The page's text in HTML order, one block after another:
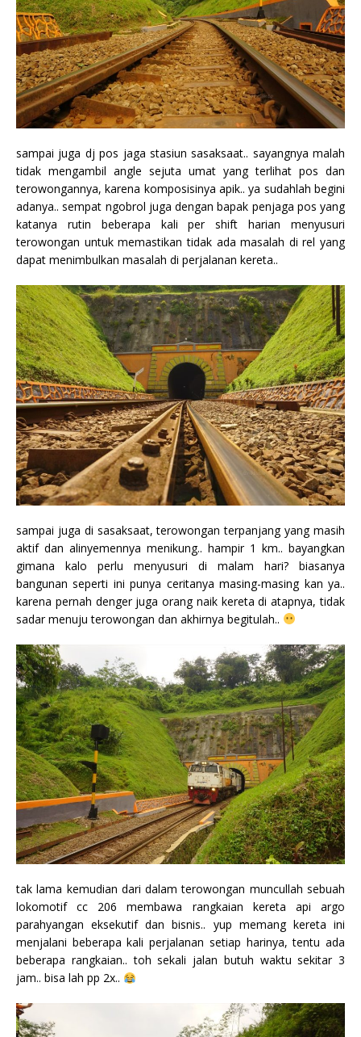
sampai juga dj pos jaga stasiun sasaksaat.. sayangnya malah
tidak mengambil angle sejuta umat yang terlihat pos dan
terowongannya, karena komposisinya apik.. ya sudahlah begini
adanya.. sempat ngobrol juga dengan bapak penjaga pos yang
katanya rutin beberapa kali per shift harian menyusuri
terowongan untuk memastikan tidak ada masalah di rel yang
dapat menimbulkan masalah di perjalanan kereta..
sampai juga di sasaksaat, terowongan terpanjang yang masih
aktif dan alinyemennya menikung.. hampir 1 km.. bayangkan
gimana kalo perlu menyusuri di malam hari? biasanya
bangunan seperti ini punya ceritanya masing-masing kan ya..
karena pernah denger juga orang naik kereta di atapnya, tidak
sadar menuju terowongan dan akhirnya begitulah..
tak lama kemudian dari dalam terowongan muncullah sebuah
lokomotif cc 206 membawa rangkaian kereta api argo
parahyangan eksekutif dan bisnis.. yup memang kereta ini
menjalani beberapa kali perjalanan setiap harinya, tentu ada
beberapa rangkaian.. toh sekali jalan butuh waktu sekitar 3
jam.. bisa lah pp 2x..